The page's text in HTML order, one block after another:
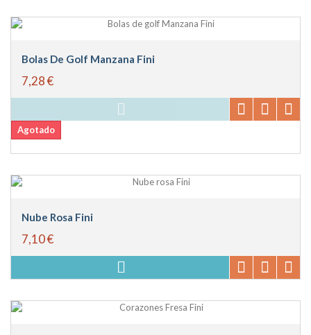
Bolas De Golf Manzana Fini
7,28 €
Agotado
Nube Rosa Fini
7,10 €